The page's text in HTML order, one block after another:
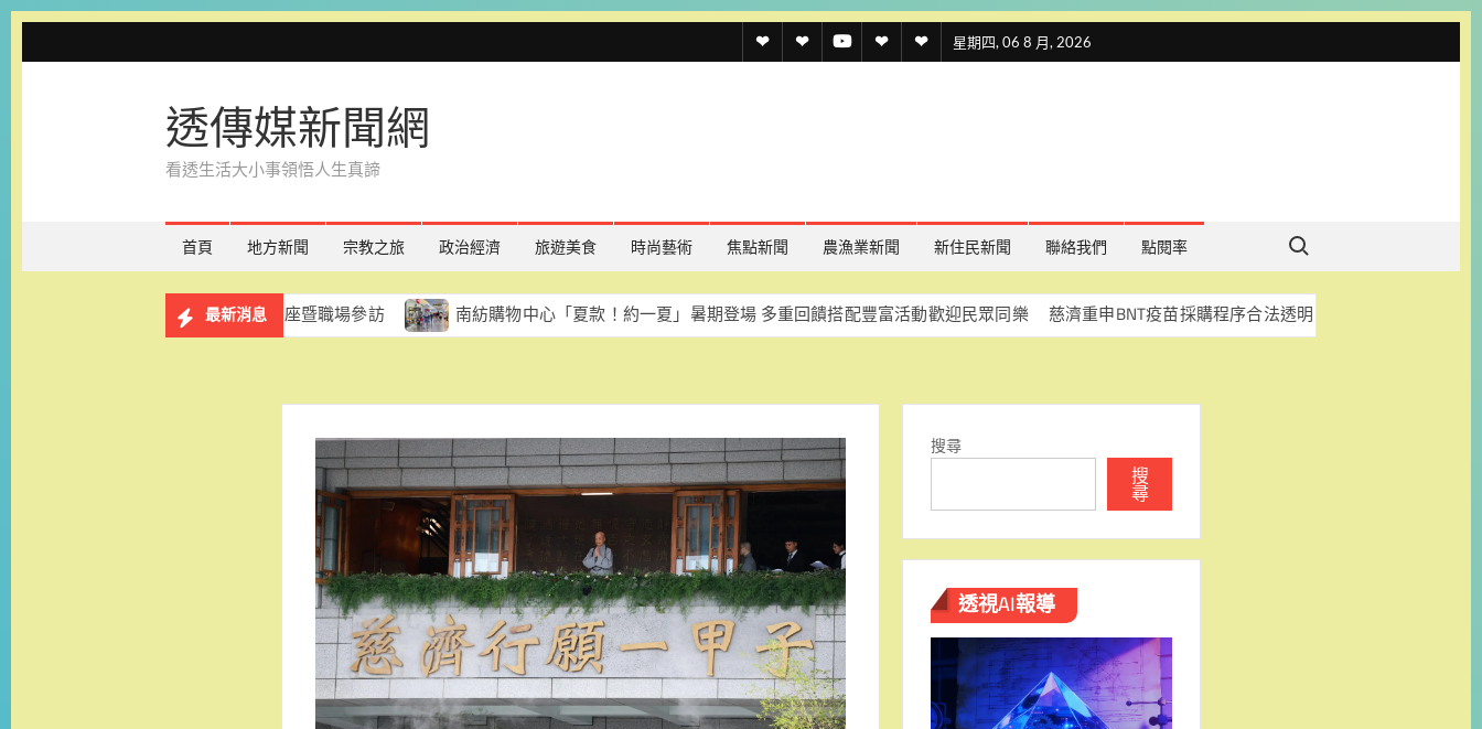
to
星期四, 06 8 月, 2026
透 透
名
透 聯 官
透傳媒新聞網
看透生活大小事領悟人生真諦
首頁 地方新聞 宗教之旅 政治經濟 旅遊美食 時尚藝術 焦點新聞 農漁業新聞 新住民新聞 聯絡我們 點閱率
Search for:
最新消息
計畫 8月29日辦理講座暨職場參訪 南紡購物中心「夏款！約一夏」暑期登場 多重回饋搭配豐富活動歡迎民眾同樂 慈濟重申BNT疫苗採購程序合法透明 盼司法釐清真相
搜尋
搜
尋
透視AI報導